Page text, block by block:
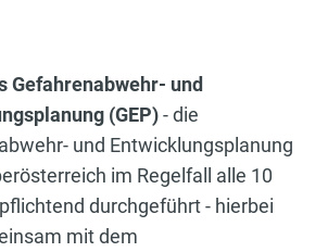
Gefahrenabwehr- und
(GEP)- die
und Entwicklungsplanung
im Regelfall alle 10
durchgeführt - hierbei
mit dem